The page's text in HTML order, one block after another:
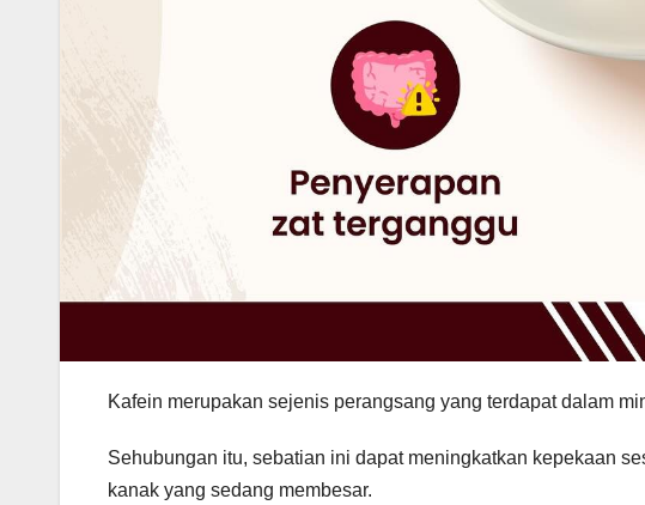
Kafein merupakan sejenis perangsang yang terdapat dalam
Sehubungan itu, sebatian ini dapat meningkatkan kepekaan
kanak yang sedang membesar.